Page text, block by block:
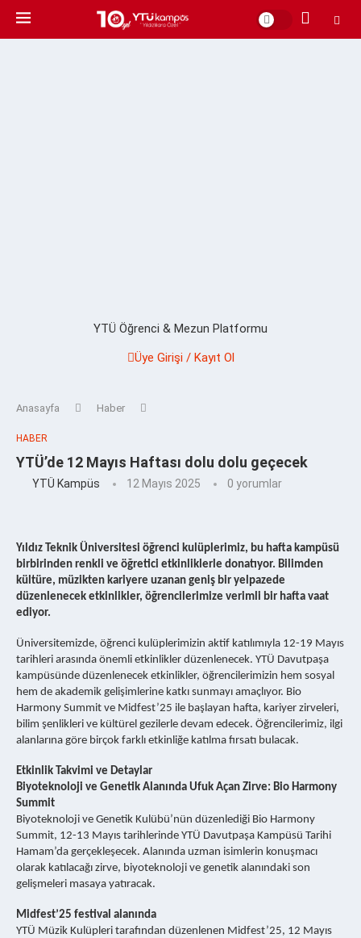
YTÜ Öğrenci & Mezun Platformu
Üye Girişi / Kayıt Ol
Anasayfa Haber
HABER
YTÜ’de 12 Mayıs Haftası dolu dolu geçecek
YTÜ Kampüs 12 Mayıs 2025 0 yorumlar
Yıldız Teknik Üniversitesi öğrenci kulüplerimiz, bu hafta kampüsü
birbirinden renkli ve öğretici etkinliklerle donatıyor. Bilimden
kültüre, müzikten kariyere uzanan geniş bir yelpazede
düzenlenecek etkinlikler, öğrencilerimize verimli bir hafta vaat
ediyor.
Üniversitemizde, öğrenci kulüplerimizin aktif katılımıyla 12-19 Mayıs
tarihleri arasında önemli etkinlikler düzenlenecek. YTÜ Davutpaşa
kampüsünde düzenlenecek etkinlikler, öğrencilerimizin hem sosyal
hem de akademik gelişimlerine katkı sunmayı amaçlıyor. Bio
Harmony Summit ve Midfest’25 ile başlayan hafta, kariyer zirveleri,
bilim şenlikleri ve kültürel gezilerle devam edecek. Öğrencilerimiz, ilgi
alanlarına göre birçok farklı etkinliğe katılma fırsatı bulacak.
Etkinlik Takvimi ve Detaylar
Biyoteknoloji ve Genetik Alanında Ufuk Açan Zirve: Bio Harmony
Summit
Biyoteknoloji ve Genetik Kulübü’nün düzenlediği Bio Harmony
Summit, 12-13 Mayıs tarihlerinde YTÜ Davutpaşa Kampüsü Tarihi
Hamam’da gerçekleşecek. Alanında uzman isimlerin konuşmacı
olarak katılacağı zirve, biyoteknoloji ve genetik alanındaki son
gelişmeleri masaya yatıracak.
Midfest’25 festival alanında
YTÜ Müzik Kulüpleri tarafından düzenlenen Midfest’25, 12 Mayıs